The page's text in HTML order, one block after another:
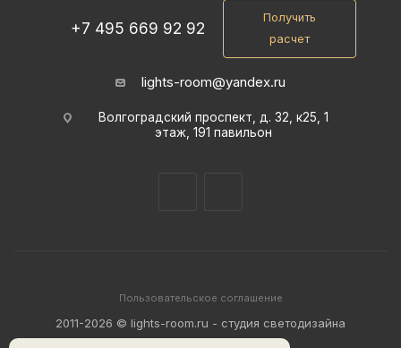
+7 495 669 92 92
Получить
расчет
lights-room@yandex.ru
Волгоградский проспект, д. 32, к25, 1
этаж, 191 павильон
Пользовательское соглашение
2011-2026 © lights-room.ru - студия светодизайна